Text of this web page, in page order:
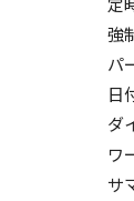
強
パ
日
ダ
ワ
サ